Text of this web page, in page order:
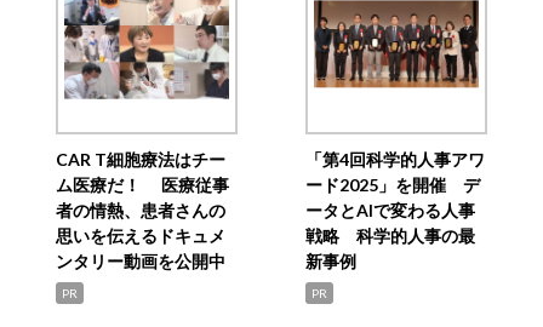
CAR T細胞療法はチー
ム医療だ！ 医療従事
者の情熱、患者さんの
思いを伝えるドキュメ
ンタリー動画を公開中
PR
「第4回科学的人事アワ
ード2025」を開催 デ
ータとAIで変わる人事
戦略 科学的人事の最
新事例
PR